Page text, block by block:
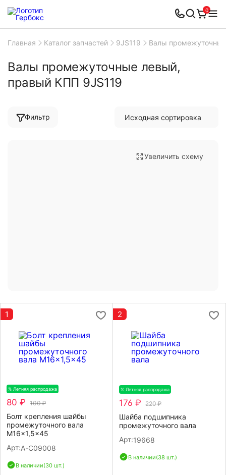
0
Главная Каталог запчастей 9JS119 Валы
Валы промежуточные левый,
правый КПП 9JS119
Фильтр
Увеличить схему
1
% Летняя распродажа
80 ₽ 100 ₽
Болт крепления шайбы
промежуточного вала
M16×1,5×45
Арт:A-C09008
В наличии(30 шт.)
2
% Летняя распродажа
176 ₽ 220 ₽
Шайба подшипника
промежуточного вала
Арт:19668
В наличии(38 шт.)